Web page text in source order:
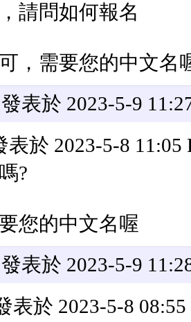
請問如何報名
，需要您的中文名
發表於 2023-5-9
表於 2023-5-8 11:05
?
您的中文名喔
發表於 2023-5-9
表於 2023-5-8 08:55